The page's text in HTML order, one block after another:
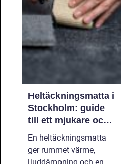
vara allt från några
hundralappar till
tiotusentals kronor. ...
Heltäckningsmatta i
Stockholm: guide
till ett mjukare och
tystare hem
En heltäckningsmatta
ger rummet värme,